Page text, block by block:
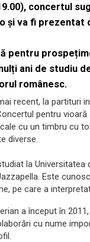
concertul
și va fi prezentat
pentru
ani de studiu
românesc.
recent, la partituri
pentru
cu un timbru cu
diverse.
la
Este
pe care a
a început în
cu nume